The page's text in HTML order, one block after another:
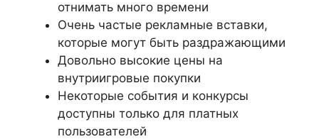
отнимать много времени
Очень частые рекламные вставки,
которые могут быть раздражающими
Довольно высокие цены на
внутриигровые покупки
Некоторые события и конкурсы
доступны только для платных
пользователей